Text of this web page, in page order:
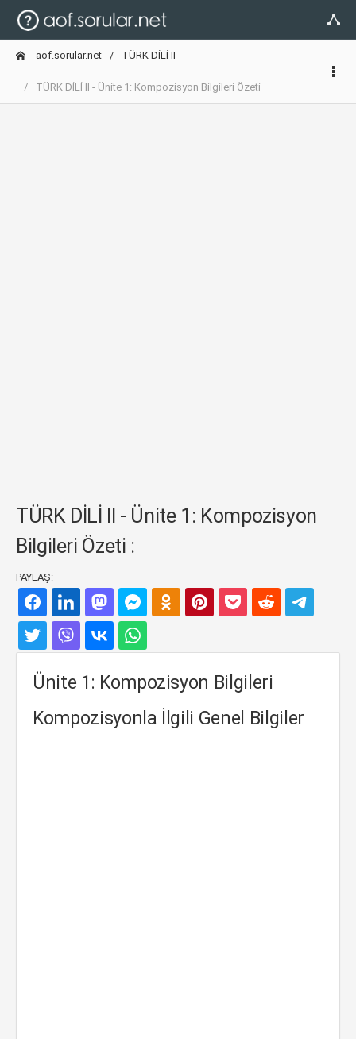
aof.sorular.net TÜRK DİLİ II
TÜRK DİLİ II - Ünite 1: Kompozisyon Bilgileri Özeti
TÜRK DİLİ II - Ünite 1: Kompozisyon
Bilgileri Özeti :
PAYLAŞ:
Ünite 1: Kompozisyon Bilgileri
Kompozisyonla İlgili Genel Bilgiler